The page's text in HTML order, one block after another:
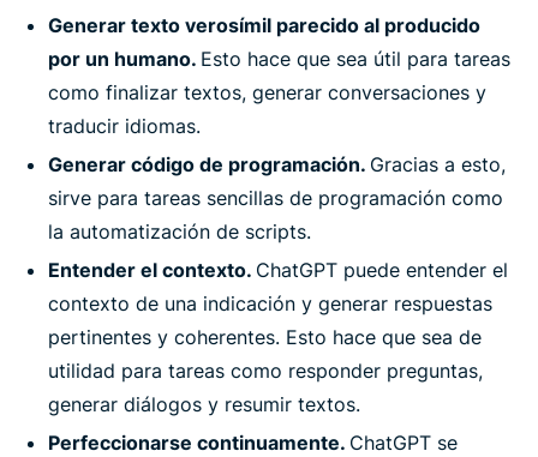
Generar texto verosímil parecido al producido
por un humano. Esto hace que sea útil para tareas
como finalizar textos, generar conversaciones y
traducir idiomas.
Generar código de programación. Gracias a esto,
sirve para tareas sencillas de programación como
la automatización de scripts.
Entender el contexto. ChatGPT puede entender el
contexto de una indicación y generar respuestas
pertinentes y coherentes. Esto hace que sea de
utilidad para tareas como responder preguntas,
generar diálogos y resumir textos.
Perfeccionarse continuamente. ChatGPT se